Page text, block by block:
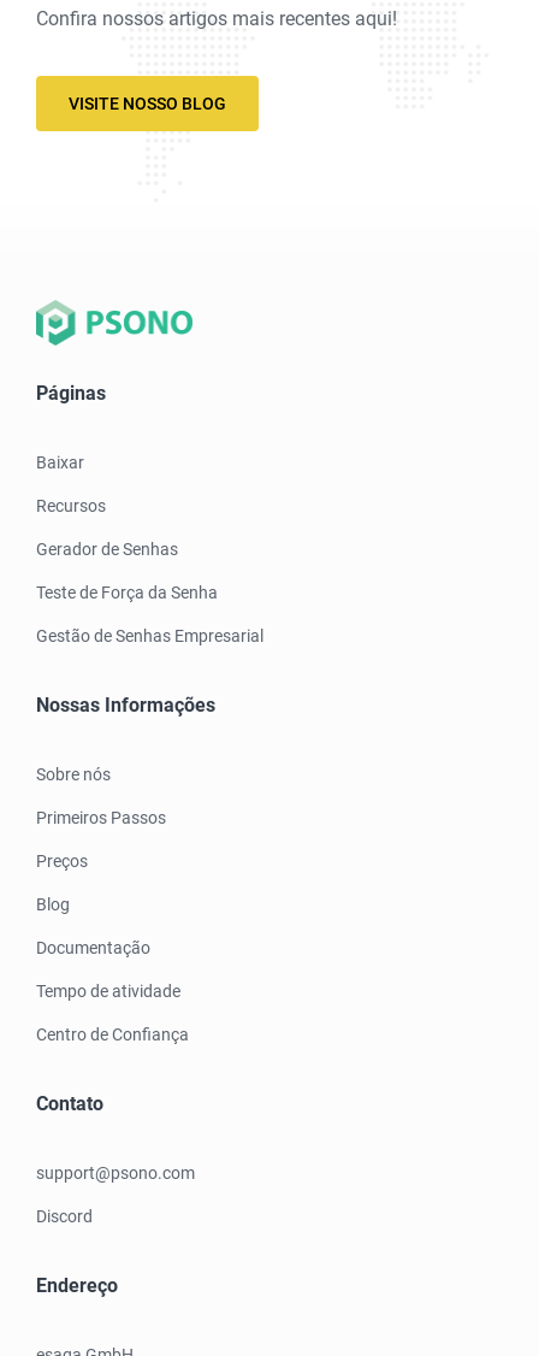
Confira nossos artigos mais recentes aqui!
VISITE NOSSO BLOG
Páginas
Baixar
Recursos
Gerador de Senhas
Teste de Força da Senha
Gestão de Senhas Empresarial
Nossas Informações
Sobre nós
Primeiros Passos
Preços
Blog
Documentação
Tempo de atividade
Centro de Confiança
Contato
support@psono.com
Discord
Endereço